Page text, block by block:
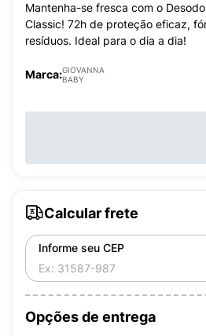
Mantenha-se fresca com o
Classic! 72h de proteção eficaz,
resíduos. Ideal para o dia a dia!
Marca:GIOVANNA
BABY
Calcular frete
Informe seu CEP
Opções de entrega